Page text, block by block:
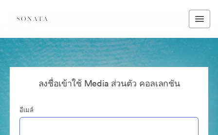
ลงชื่อเข้าใช้ Media ส่วนตัว คอลเลกชัน
อีเมล์